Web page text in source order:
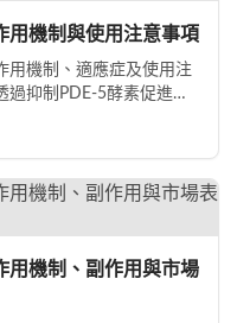
用機制與使用注意事項
用機制、適應症及使用注
抑制PDE-5酵素促進血
用機制、副作用與市場